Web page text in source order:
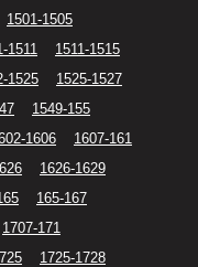
1501-1505
1511
1511-1515
1525
1525-1527
1549-155
1606
1607-161
1626-1629
165-167
1707-171
1725-1728